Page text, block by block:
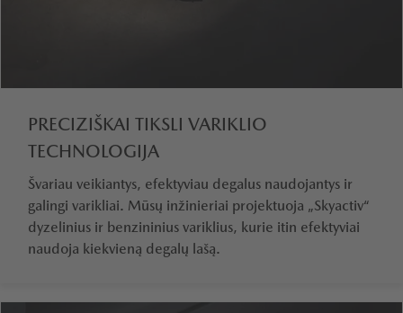
PRECIZIŠKAI TIKSLI VARIKLIO
TECHNOLOGIJA
Švariau veikiantys, efektyviau degalus naudojantys ir
galingi varikliai. Mūsų inžinieriai projektuoja „Skyactiv“
dyzelinius ir benzininius variklius, kurie itin efektyviai
naudoja kiekvieną degalų lašą.